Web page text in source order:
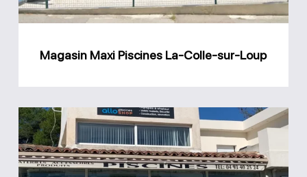
Loup
Magasin Maxi Piscines La-Colle-sur-Loup
Magasin
Allo
Piscines